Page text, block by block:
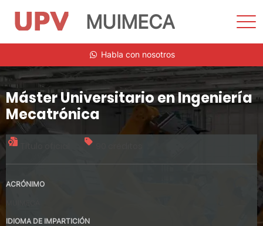
contenido
MUIMECA
Habla con nosotros
Máster Universitario en Ingeniería
Mecatrónica
ACRÓNIMO
IDIOMA DE IMPARTICIÓN